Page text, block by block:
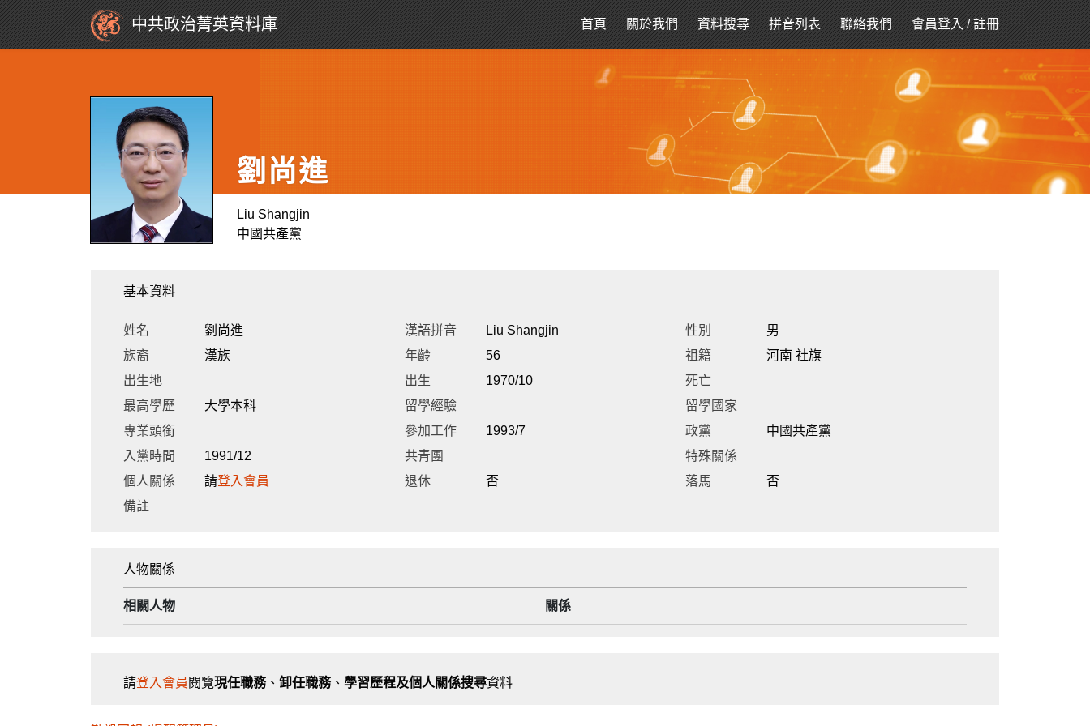
中共政治菁英資料庫 首頁 關於我們 資料搜尋 拼音列表 聯絡我們 會員登入/註冊
劉尚進
Liu Shangjin
中國共產黨
基本資料
姓名 劉尚進 漢語拼音 Liu Shangjin 性別
男
族裔
漢族 年齡 56 祖籍
河南 社旗
出生地
出生 1970/10
死亡
最高學歷
大學本科 留學經驗
留學國家
專業頭銜
參加工作 1993/7 政黨
中國共產黨
入黨時間
1991/12 共青團
特殊關係
個人關係
請登入會員 退休 否 落馬
否
備註
人物關係
相關人物 關係
請登入會員 閱覽現任職務、 卸任職務、 學習歷程及個人關係搜尋資料